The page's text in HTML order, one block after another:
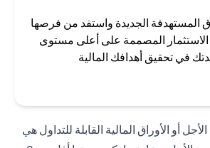
المستهدفة الجديدة واستفد من فرصها
المصممة على أعلى مستوى
في تحقيق أهدافك المالية
أو الأوراق المالية القابلة للتداول هي